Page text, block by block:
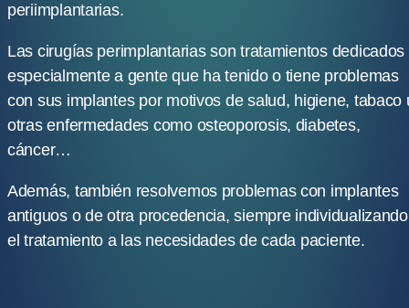
periimplantarias.
Las cirugías perimplantarias son tratamientos dedicados
especialmente a gente que ha tenido o tiene problemas
con sus implantes por motivos de salud, higiene, tabaco
otras enfermedades como osteoporosis, diabetes,
cáncer…
Además, también resolvemos problemas con implantes
antiguos o de otra procedencia, siempre individualizando
el tratamiento a las necesidades de cada paciente.